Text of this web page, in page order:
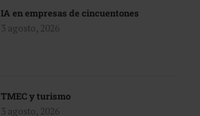
IA en empresas de cincuentones
3 agosto, 2026
TMEC y turismo
3 agosto, 2026